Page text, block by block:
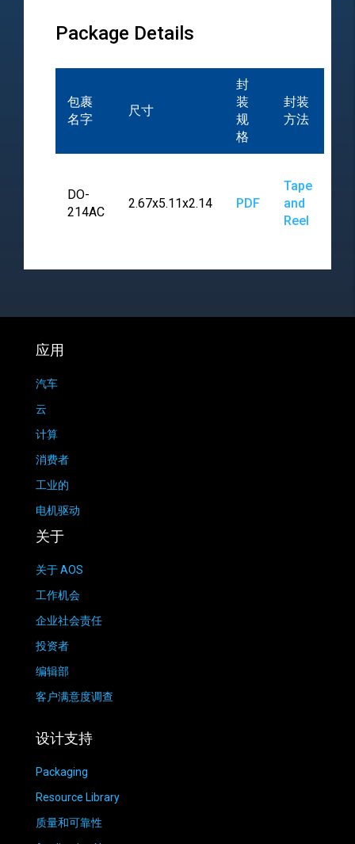
Package Details
包裹
名字
尺寸
封
装
规
格
封装
方法
DO-
214AC
2.67x5.11x2.14 PDF
Tape
and
Reel
应用
汽车
云
计算
消费者
工业的
电机驱动
关于
关于 AOS
工作机会
企业社会责任
投资者
编辑部
客户满意度调查
设计支持
Packaging
Resource Library
质量和可靠性